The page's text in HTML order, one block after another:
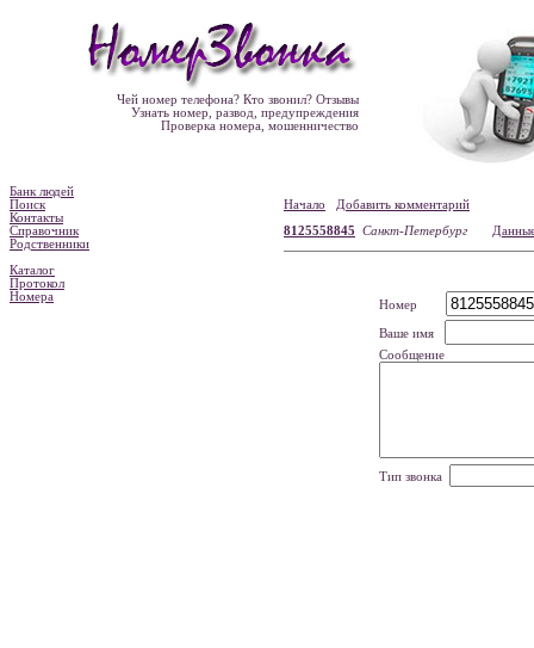
Чей номер телефона? Кто звонил? Отзывы
Узнать номер, развод, предупреждения
Проверка номера, мошенничество
Банк людей
Поиск
Контакты
Справочник
Родственники
Каталог
Протокол
Номера
Начало
Добавить комментарий
8125558845
Санкт-Петербург
Номер
Ваше имя
Сообщение
Тип звонка